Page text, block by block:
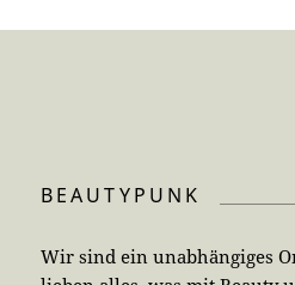
BEAUTYPUNK
Wir sind ein unabhängiges